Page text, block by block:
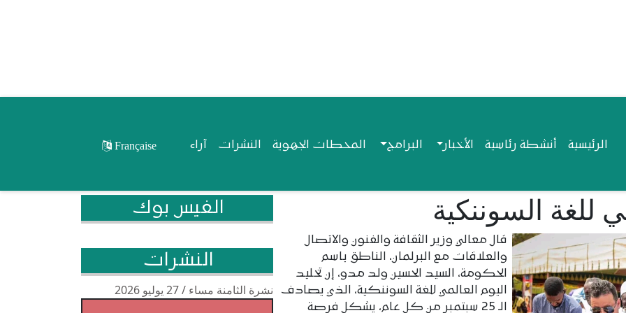
Navigationالرئيسية أنشطة رئاسية الأخبار البرامج المحطات الجهوية النشرات آراء Française
للغة السوننكية
قال معالي وزير الثقافة والفنون والاتصال
والعلاقات مع البرلمان، الناطق باسم
الحكومة، السيد الحسين ولد مدو، إن تخليد
اليوم العالمي للغة السوننكية، الذي يصادف
الـ 25 سبتمبر من كل عام، يشكل فرصة
الفيس بوك
النشرات
نشرة الثامنة مساء / 27 يوليو 2026